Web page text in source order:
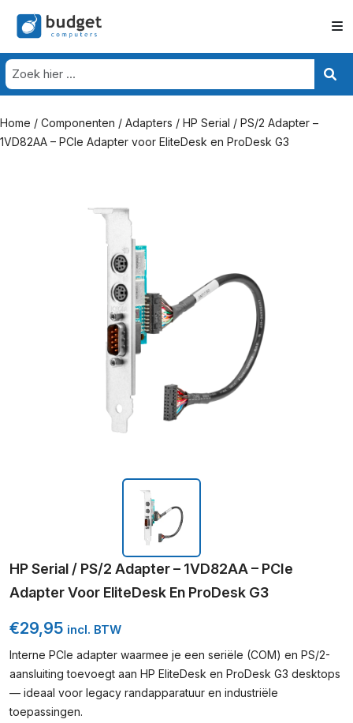
Home / Componenten / Adapters / HP Serial / PS/2 Adapter –
1VD82AA – PCIe Adapter voor EliteDesk en ProDesk G3
HP Serial / PS/2 Adapter – 1VD82AA – PCIe
Adapter Voor EliteDesk En ProDesk G3
€29,95 incl. BTW
Interne PCIe adapter waarmee je een seriële (COM) en PS/2-
aansluiting toevoegt aan HP EliteDesk en ProDesk G3 desktops
— ideaal voor legacy randapparatuur en industriële
toepassingen.